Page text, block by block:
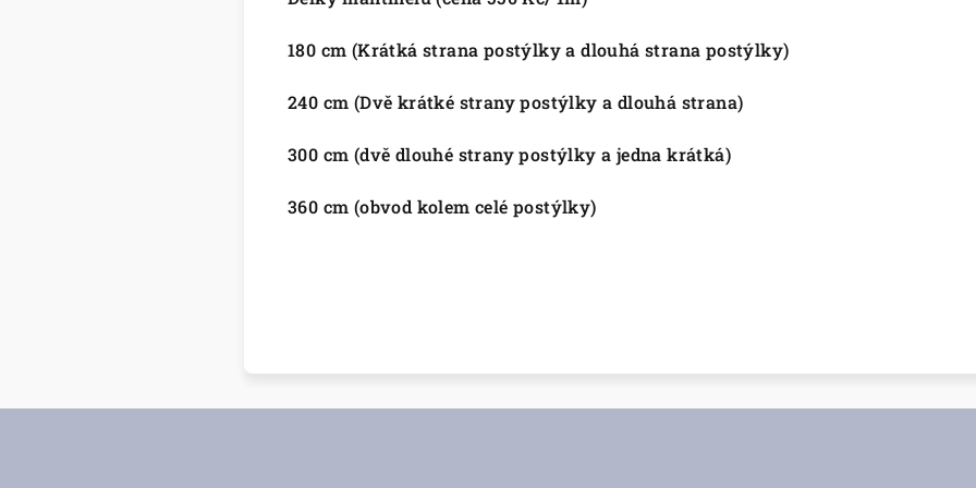
180 cm (Krátká strana postýlky a dlouhá strana postýlky)
240 cm (Dvě krátké strany postýlky a dlouhá strana)
300 cm (dvě dlouhé strany postýlky a jedna krátká)
360 cm (obvod kolem celé postýlky)